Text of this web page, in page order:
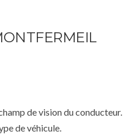
de vision du conducteur.
de véhicule.